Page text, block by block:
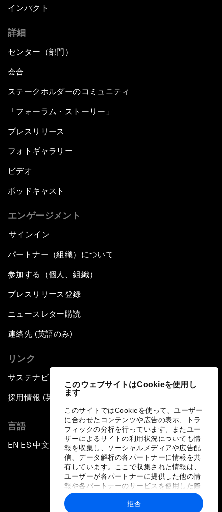
このウェブサイトはCookieを使用し
ます
このサイトではCookieを使って、ユーザー
に合わせたコンテンツや広告の表示、トラ
フィックの分析を行っています。またユー
ザーによるサイトの利用状況についても情
報を収集し、ソーシャルメディアや広告配
信、データ解析の各パートナーに情報を共
有しています。ここで収集された情報は、
ユーザーが各パートナーに提供した他の情
報や各パートナーのサービスを使用した際
に収集された情報と組み合わされ、各パー
トナーによって使用されることがありま
拒否
インパクト
詳細
センター（部門）
会合
ステークホルダーのコミュニティ
「フォーラム・ストーリー」
プレスリリース
フォトギャラリー
ビデオ
ポッドキャスト
エンゲージメント
サインイン
パートナー（組織）について
参加する（個人、組織）
プレスリリース登録
ニュースレター購読
連絡先 (英語のみ)
リンク
サステナビリティへの取り組み
採用情報 (英語のみ)
言語
EN ▪ ES▪中文▪ 日本語